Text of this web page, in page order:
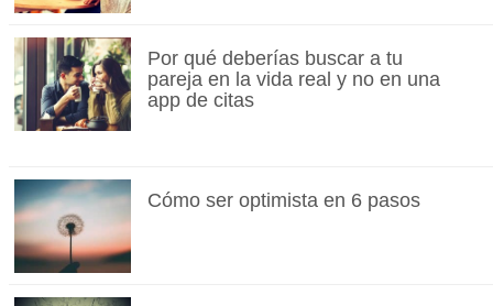
Por qué deberías buscar a tu
pareja en la vida real y no en una
app de citas
Cómo ser optimista en 6 pasos